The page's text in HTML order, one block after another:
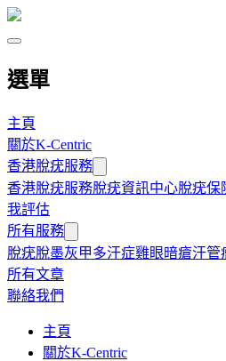
選單
主頁
關於K-Centric
香港脫疣服務
香港脫疣服務脫疣資訊中心脫疣保
我評估
所有服務
脫疣脫墨灰甲多汗症雞眼暗瘡汗管
所有文章
聯絡我們
主頁
關於K-Centric